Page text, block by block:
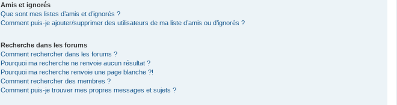
Amis et ignorés
Que sont mes listes d’amis et d’ignorés ?
Comment puis-je ajouter/supprimer des utilisateurs de ma liste d’amis ou d’ignorés ?
Recherche dans les forums
Comment rechercher dans les forums ?
Pourquoi ma recherche ne renvoie aucun résultat ?
Pourquoi ma recherche renvoie une page blanche ?!
Comment rechercher des membres ?
Comment puis-je trouver mes propres messages et sujets ?